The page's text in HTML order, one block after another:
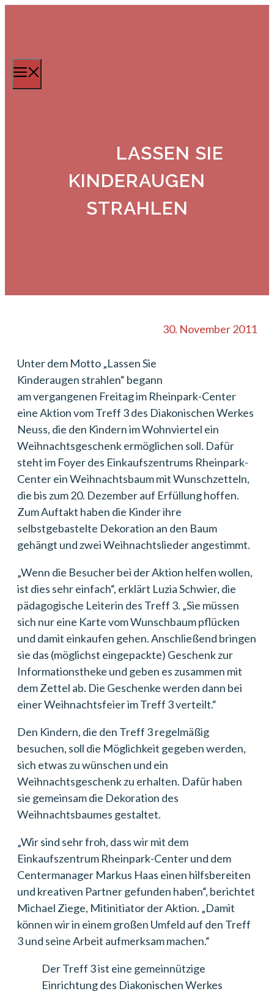
LASSEN SIE
KINDERAUGEN
STRAHLEN
30. November 2011
Unter dem Motto „Lassen Sie
Kinderaugen strahlen“ begann
am vergangenen Freitag im Rheinpark-Center
eine Aktion vom Treff 3 des Diakonischen Werkes
Neuss, die den Kindern im Wohnviertel ein
Weihnachtsgeschenk ermöglichen soll. Dafür
steht im Foyer des Einkaufszentrums Rheinpark-
Center ein Weihnachtsbaum mit Wunschzetteln,
die bis zum 20. Dezember auf Erfüllung hoffen.
Zum Auftakt haben die Kinder ihre
selbstgebastelte Dekoration an den Baum
gehängt und zwei Weihnachtslieder angestimmt.
„Wenn die Besucher bei der Aktion helfen wollen,
ist dies sehr einfach“, erklärt Luzia Schwier, die
pädagogische Leiterin des Treff 3. „Sie müssen
sich nur eine Karte vom Wunschbaum pflücken
und damit einkaufen gehen. Anschließend bringen
sie das (möglichst eingepackte) Geschenk zur
Informationstheke und geben es zusammen mit
dem Zettel ab. Die Geschenke werden dann bei
einer Weihnachtsfeier im Treff 3 verteilt.“
Den Kindern, die den Treff 3 regelmäßig
besuchen, soll die Möglichkeit gegeben werden,
sich etwas zu wünschen und ein
Weihnachtsgeschenk zu erhalten. Dafür haben
sie gemeinsam die Dekoration des
Weihnachtsbaumes gestaltet.
„Wir sind sehr froh, dass wir mit dem
Einkaufszentrum Rheinpark-Center und dem
Centermanager Markus Haas einen hilfsbereiten
und kreativen Partner gefunden haben“, berichtet
Michael Ziege, Mitinitiator der Aktion. „Damit
können wir in einem großen Umfeld auf den Treff
3 und seine Arbeit aufmerksam machen.“
Der Treff 3 ist eine gemeinnützige
Einrichtung des Diakonischen Werkes